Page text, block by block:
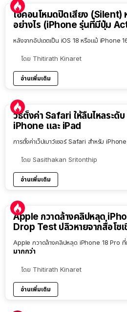
ไอคอนโหมดปิดเสียง (Silent)
อย่างไร (iPhone รุ่นที่มีปุ่ม
หลังจากอัปเดตเป็น iOS 18 หรือแม้ iPhone
โดย Thitirath Kinaret
อ่านเพิ่มเติม
วิธีตั้งค่า Safari ให้ลื่นไหลระดั
iPhone และ iPad
การตั้งค่าเว็ปเบาว์เซอร์ Safari สำหรับ
โดย Sasithakan Sritonthip
อ่านเพิ่มเติม
Apple กวาดล้างคลิปหลุด
Drop Test ปลิวหายจากสื่อโซเ
Apple กวาดล้างคลิปหลุด iPhone 18 Pro
มากกว่า
โดย Thitirath Kinaret
อ่านเพิ่มเติม